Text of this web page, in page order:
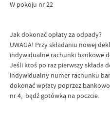
W pokoju nr 22
Jak dokonać opłaty za odpady?
UWAGA! Przy składaniu nowej
indywidualne rachunki bankowe
Jeśli ktoś po raz pierwszy składa
indywidualny numer rachunku
dokonać wpłaty poprzez
nr 4, bądź gotówką na poczcie.